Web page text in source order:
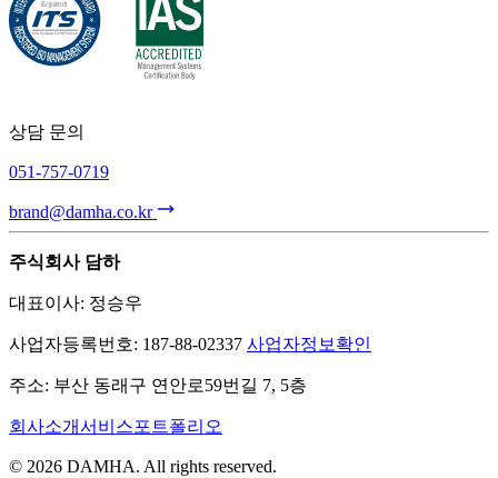
상담 문의
051-757-0719
brand@damha.co.kr
주식회사 담하
대표이사: 정승우
사업자등록번호: 187-88-02337 사업자정보확인
주소: 부산 동래구 연안로59번길 7, 5층
회사소개서비스포트폴리오
© 2026 DAMHA. All rights reserved.